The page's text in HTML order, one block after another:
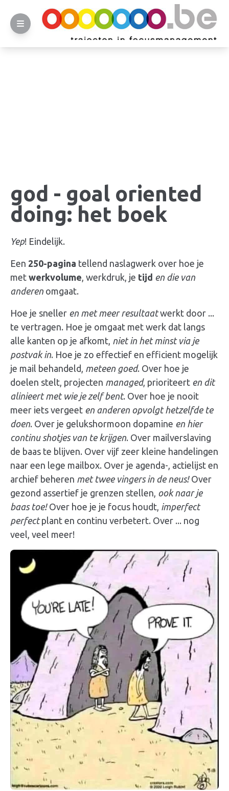
god - goal oriented
doing: het boek
Yep! Eindelijk.
Een 250-pagina tellend naslagwerk over hoe je
met werkvolume, werkdruk, je tijd en die van
anderen omgaat.
Hoe je sneller en met meer resultaatwerkt door ...
te vertragen. Hoe je omgaat met werk dat langs
alle kanten op je afkomt, niet in het minst via je
postvak in. Hoe je zo effectief en efficient mogelijk
je mail behandeld, meteen goed. Over hoe je
doelen stelt, projecten managed, prioriteert en dit
alinieert met wie je zelf bent. Over hoe je nooit
meer iets vergeet en anderen opvolgt hetzelfde te
doen. Over je gelukshormoon dopamine en hier
continu shotjes van te krijgen. Over mailverslaving
de baas te blijven. Over vijf zeer kleine handelingen
naar een lege mailbox. Over je agenda-, actielijst en
archief beheren met twee vingers in de neus!Over
gezond assertief je grenzen stellen, ook naar je
baas toe!Over hoe je je focus houdt, imperfect
perfectplant en continu verbetert. Over ... nog
veel, veel meer!